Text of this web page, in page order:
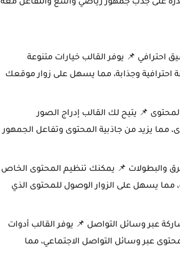
على جذب جمهور رياضي واسع والتفاعل معه
احترافي 📌 يوفر القالب خيارات متنوعة
احترافية وجذابة، مما يسهل على زوار موقعك
📌 يتيح لك القالب إدراج الصور
مما يزيد من جاذبية المحتوى وتفاعل الجمهور
والبطولات 📌 يمكنك تنظيم المحتوى الخاص
مما يسهل على الزوار الوصول للمحتوى الذي
عبر وسائل التواصل 📌 يوفر القالب أدوات
عبر وسائل التواصل الاجتماعي، مما